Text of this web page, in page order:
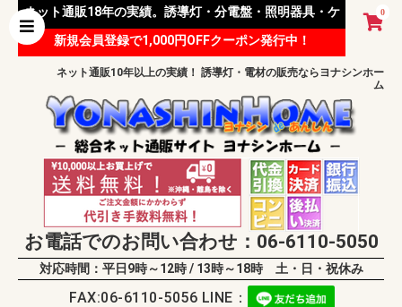
0
ネット通販18年の実績。誘導灯・分電盤・照明器具・ケ
ーブル等 様々な資材を取り扱っています。
新規会員登録で1,000円OFFクーポン発行中！
ネット通販10年以上の実績！ 誘導灯・電材の販売ならヨナシンホー
ム
お電話でのお問い合わせ：06-6110-5050
対応時間：平日9時～12時 / 13時～18時 土・日・祝休み
FAX:06-6110-5056 LINE：